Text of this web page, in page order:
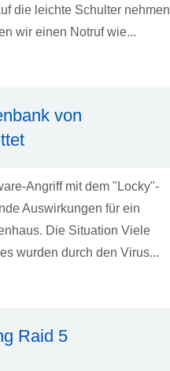
die leichte Schulter nehmen
wir einen Notruf wie...
von
Angriff mit dem "Locky"-
Auswirkungen für ein
Die Situation Viele
wurden durch den Virus...
Raid 5